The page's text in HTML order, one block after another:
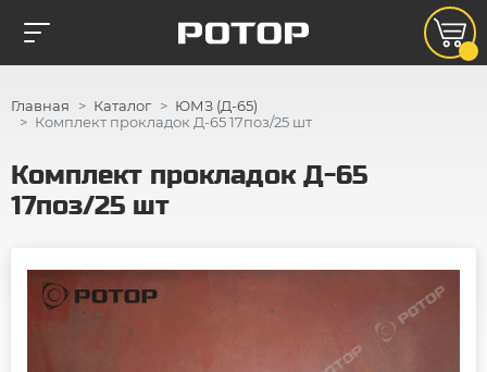
Главная Каталог
ЮМЗ (Д-65)
Комплект прокладок Д-65 17поз/25 шт
Комплект прокладок Д-65
17поз/25 шт